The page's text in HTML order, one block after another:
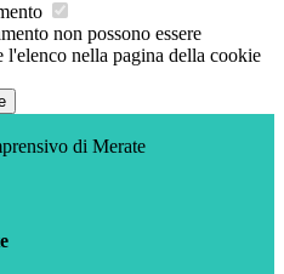
non possono essere
nella pagina della cookie
di Merate